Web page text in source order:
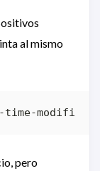
al mismo
pero